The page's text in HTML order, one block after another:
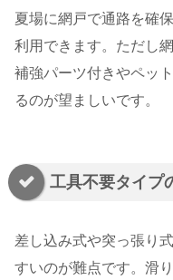
夏場に網戸で通路を確
利用できます。ただし
補強パーツ付きやペッ
るのが望ましいです。
工具不要タイプ
差し込み式や突っ張り
すいのが難点です。滑